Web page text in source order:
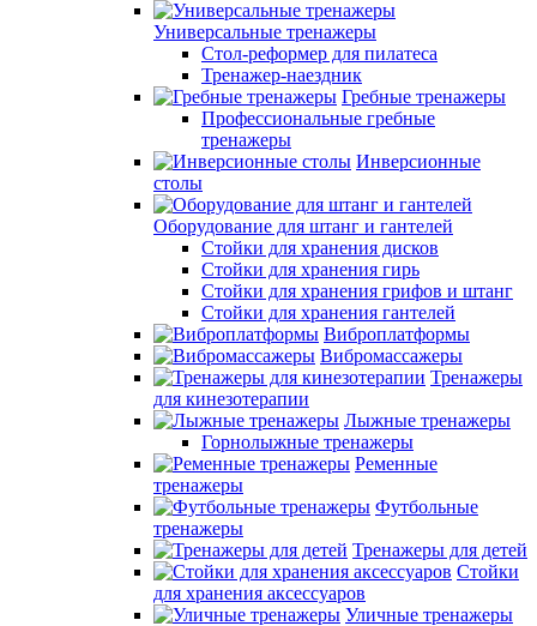
Универсальные тренажеры
Стол-реформер для пилатеса
Тренажер-наездник
Гребные тренажеры
Профессиональные гребные
тренажеры
Инверсионные
столы
Оборудование для штанг и гантелей
Стойки для хранения дисков
Стойки для хранения гирь
Стойки для хранения грифов и штанг
Стойки для хранения гантелей
Виброплатформы
Вибромассажеры
Тренажеры
для кинезотерапии
Лыжные тренажеры
Горнолыжные тренажеры
Ременные
тренажеры
Футбольные
тренажеры
Тренажеры для детей
Стойки
для хранения аксессуаров
Уличные тренажеры